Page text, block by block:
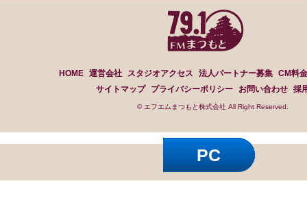
HOME 運営会社 スタジオアクセス 法人パートナー募集 CM料
サイトマップ
プライバシーポリシー お問い合わせ 採
© エフエムまつもと株式会社 All Right Reserved.
PC